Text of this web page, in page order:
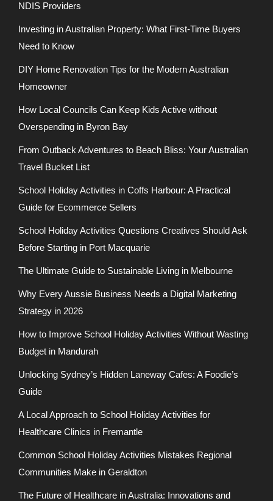
NDIS Providers
Investing in Australian Property: What First-Time Buyers
Need to Know
DIY Home Renovation Tips for the Modern Australian
Homeowner
How Local Councils Can Keep Kids Active without
Overspending in Byron Bay
From Outback Adventures to Beach Bliss: Your Australian
Travel Bucket List
School Holiday Activities in Coffs Harbour: A Practical
Guide for Ecommerce Sellers
School Holiday Activities Questions Creatives Should Ask
Before Starting in Port Macquarie
The Ultimate Guide to Sustainable Living in Melbourne
Why Every Aussie Business Needs a Digital Marketing
Strategy in 2026
How to Improve School Holiday Activities Without Wasting
Budget in Mandurah
Unlocking Sydney’s Hidden Laneway Cafes: A Foodie’s
Guide
A Local Approach to School Holiday Activities for
Healthcare Clinics in Fremantle
Common School Holiday Activities Mistakes Regional
Communities Make in Geraldton
The Future of Healthcare in Australia: Innovations and